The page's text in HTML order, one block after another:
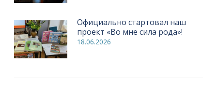
Официально стартовал наш
проект «Во мне сила рода»!
18.06.2026